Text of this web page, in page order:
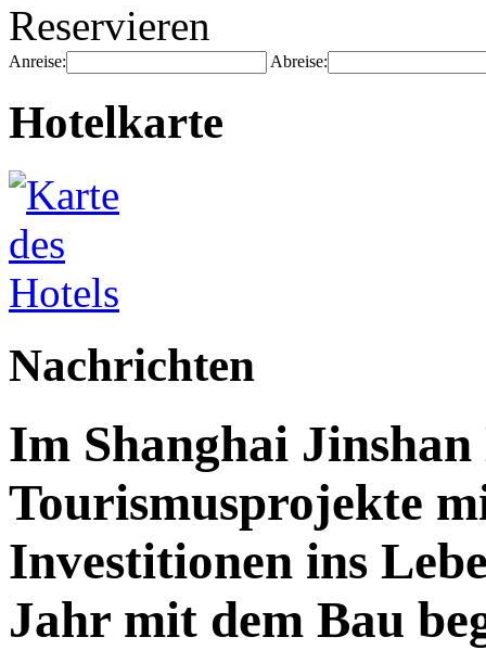
Reservieren
Anreise: Abreise:
Hotelkarte
Nachrichten
Im Shanghai
Tourismusprojekte
Investitionen ins
Jahr mit dem Bau